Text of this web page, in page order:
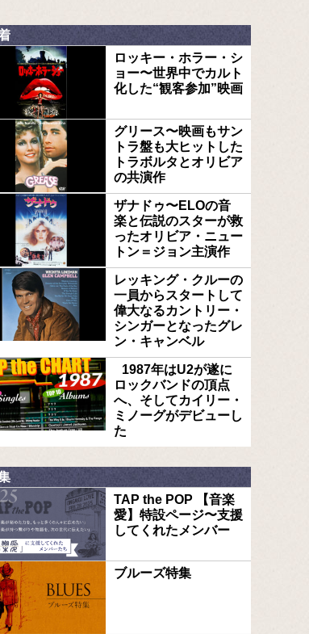
ロッキー・ホラー・シ
ョー〜世界中でカルト
化した“観客参加”映画
グリース〜映画もサン
トラ盤も大ヒットした
トラボルタとオリビア
の共演作
ザナドゥ〜ELOの音
楽と伝説のスターが救
ったオリビア・ニュー
トン＝ジョン主演作
レッキング・クルーの
一員からスタートして
偉大なるカントリー・
シンガーとなったグレ
ン・キャンベル
1987年はU2が遂に
ロックバンドの頂点
へ、そしてカイリー・
ミノーグがデビューし
た
TAP the POP 【音楽
愛】特設ページ〜支援
してくれたメンバー
ブルーズ特集